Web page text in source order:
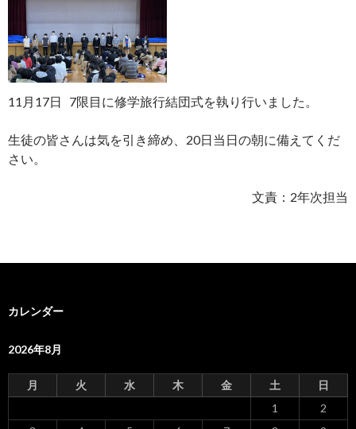
11月17日 7限目に修学旅行結団式を執り行いました。
生徒の皆さんは気を引き締め、20日当日の朝に備えてくだ
さい。
文責：2年次担当
カレンダー
2026年8月
月 火 水 木 金 土
日
1
2